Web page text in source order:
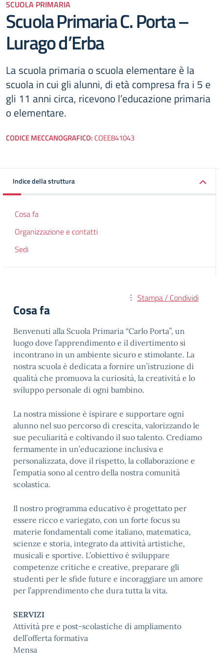
SCUOLA PRIMARIA
Scuola Primaria C. Porta –
Lurago d’Erba
La scuola primaria o scuola elementare è la
scuola in cui gli alunni, di età compresa fra i 5 e
gli 11 anni circa, ricevono l’educazione primaria
o elementare.
CODICE MECCANOGRAFICO: COEE841043
Indice della struttura
Cosa fa
Organizzazione e contatti
Sedi
Stampa / Condividi
Cosa fa
Benvenuti alla Scuola Primaria “Carlo Porta”, un
luogo dove l’apprendimento e il divertimento si
incontrano in un ambiente sicuro e stimolante. La
nostra scuola è dedicata a fornire un’istruzione di
qualità che promuova la curiosità, la creatività e lo
sviluppo personale di ogni bambino.
La nostra missione è ispirare e supportare ogni
alunno nel suo percorso di crescita, valorizzando le
sue peculiarità e coltivando il suo talento. Crediamo
fermamente in un’educazione inclusiva e
personalizzata, dove il rispetto, la collaborazione e
l’empatia sono al centro della nostra comunità
scolastica.
Il nostro programma educativo è progettato per
essere ricco e variegato, con un forte focus su
materie fondamentali come italiano, matematica,
scienze e storia, integrato da attività artistiche,
musicali e sportive. L’obiettivo è sviluppare
competenze critiche e creative, preparare gli
studenti per le sfide future e incoraggiare un amore
per l’apprendimento che dura tutta la vita.
SERVIZI
Attività pre e post-scolastiche di ampliamento
dell’offerta formativa
Mensa